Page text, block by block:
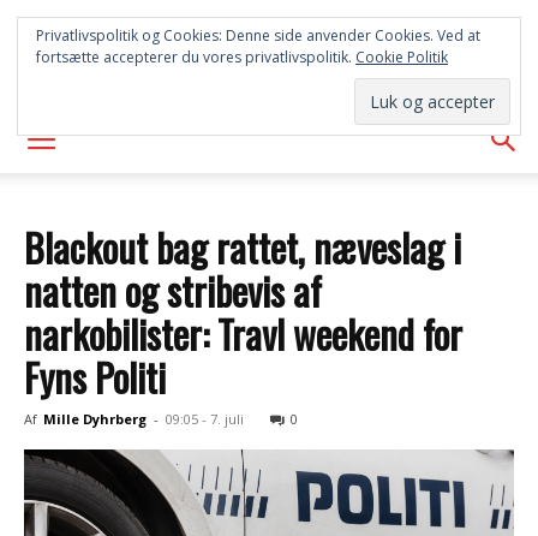
SYD
AVISEN
Blackout bag rattet, næveslag i
natten og stribevis af
narkobilister: Travl weekend for
Fyns Politi
Af Mille Dyhrberg - 09:05 - 7. juli 0
Privatlivspolitik og Cookies: Denne side anvender Cookies. Ved at
fortsætte accepterer du vores privatlivspolitik. Cookie Politik